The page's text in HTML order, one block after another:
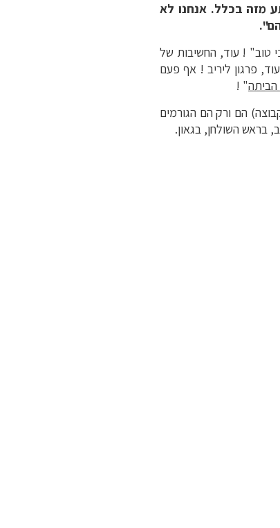
מזה בכלל.אנחנו לא
".
טוב" ! עוד, החשיבות של
פרגון ליריב ! אף פעם
" !
הם ורק הם הגורמים
בראש השולחן, בגאון.